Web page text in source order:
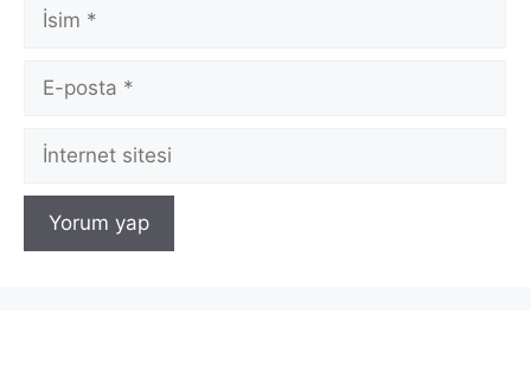
İsim
posta
İnternet
sitesi